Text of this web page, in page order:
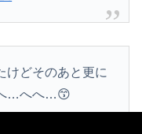
けどそのあと更に
…へへ…😙